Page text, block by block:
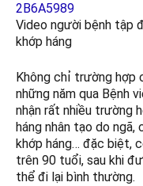
2B6A5989
Video người bệnh tập
khớp háng
Không chỉ trường hợp
những năm qua Bệnh
nhận rất nhiều trường
háng nhân tạo do
khớp háng… đặc biệt,
trên 90 tuổi, sau khi
thể đi lại bình thường.